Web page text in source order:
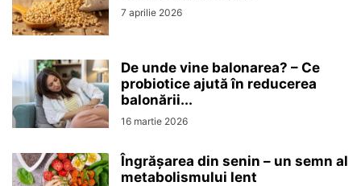
7 aprilie 2026
De unde vine balonarea? – Ce
probiotice ajută în reducerea
balonării...
16 martie 2026
Îngrășarea din senin – un semn al
metabolismului lent